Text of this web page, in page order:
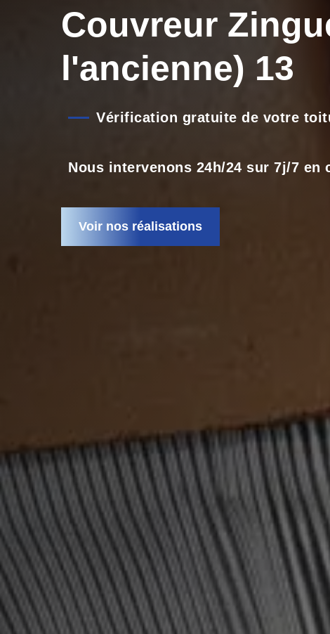
Couvreur
l'ancienne) 13
Vérification gratuite de votre
Nous intervenons 24h/24 sur 7j/7 en
Voir nos réalisations